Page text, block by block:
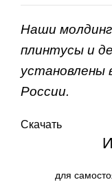
Наши
плинтусы и
установлены
России.
Скачать
для